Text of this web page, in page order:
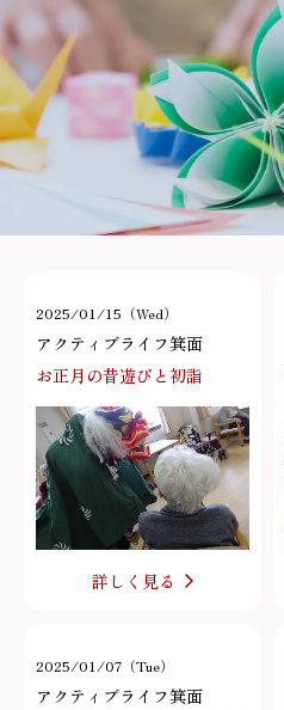
2025/01/15（Wed）
アクティブライフ箕面
お正月の昔遊びと初詣
詳しく見る
2025/01/07（Tue）
アクティブライフ箕面